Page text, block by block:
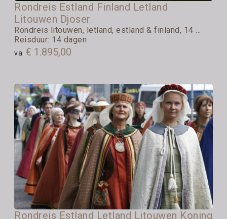
Rondreis Estland Finland Letland
Litouwen Djoser
Rondreis litouwen, letland, estland & finland, 14 ...
Reisduur: 14 dagen
va € 1.895,00
Rondreis Estland Letland Litouwen Koning